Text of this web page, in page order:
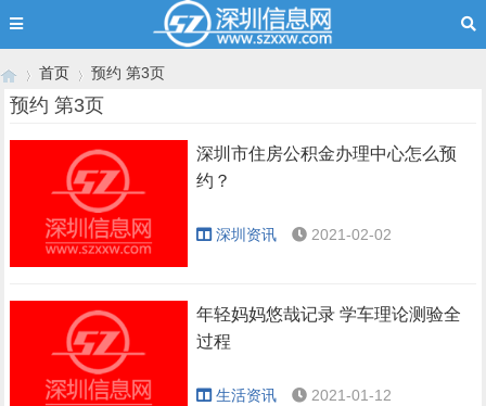
首页
›
预约 第3页
预约 第3页
深圳市住房公积金办理中心怎么预
约？
深圳资讯 2021-02-02
年轻妈妈悠哉记录 学车理论测验全
过程
生活资讯 2021-01-12